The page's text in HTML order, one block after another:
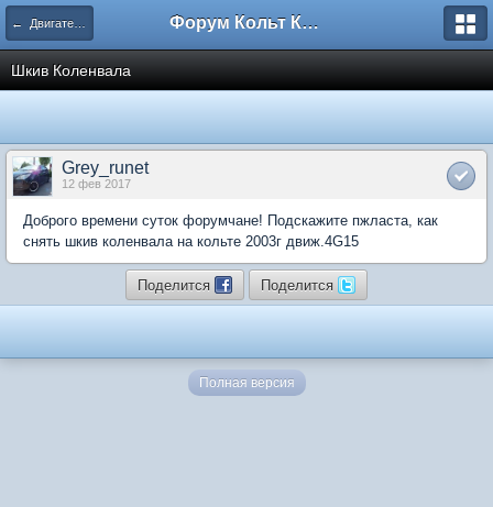
← Двигатель и трансмиссия Форум Кольт Клуб
Шкив Коленвала
Grey_runet
12 фев 2017
Доброго времени суток форумчане! Подскажите пжласта, как
снять шкив коленвала на кольте 2003г движ.4G15
Поделится Поделится
Полная версия